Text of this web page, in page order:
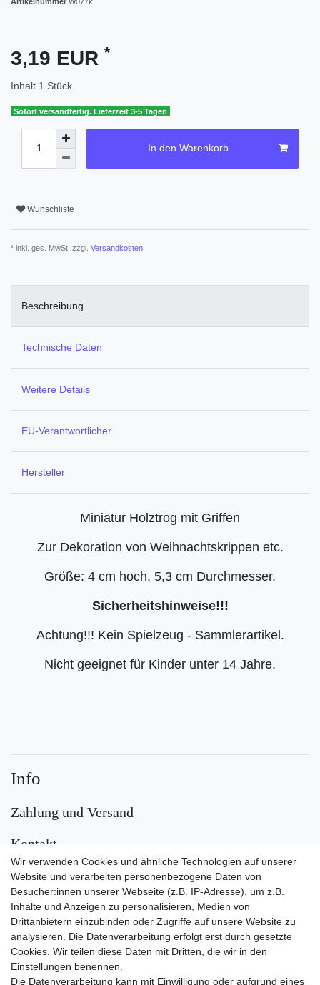
3,19 EUR *
Inhalt 1 Stück
Sofort versandfertig. Lieferzeit 3-5 Tagen
In den Warenkorb
Wunschliste
* inkl. ges. MwSt. zzgl. Versandkosten
Beschreibung
Technische Daten
Weitere Details
EU-Verantwortlicher
Hersteller
Miniatur Holztrog mit Griffen
Zur Dekoration von Weihnachtskrippen etc.
Größe: 4 cm hoch, 5,3 cm Durchmesser.
Sicherheitshinweise!!!
Achtung!!! Kein Spielzeug - Sammlerartikel.
Nicht geeignet für Kinder unter 14 Jahre.
Wir verwenden Cookies und ähnliche Technologien auf unserer
Website und verarbeiten personenbezogene Daten von
Besucher:innen unserer Webseite (z.B. IP-Adresse), um z.B.
Inhalte und Anzeigen zu personalisieren, Medien von
Drittanbietern einzubinden oder Zugriffe auf unsere Website zu
analysieren. Die Datenverarbeitung erfolgt erst durch gesetzte
Cookies. Wir teilen diese Daten mit Dritten, die wir in den
Einstellungen benennen.
Die Datenverarbeitung kann mit Einwilligung oder aufgrund eines
Info
Zahlung und Versand
Kontakt
Versand